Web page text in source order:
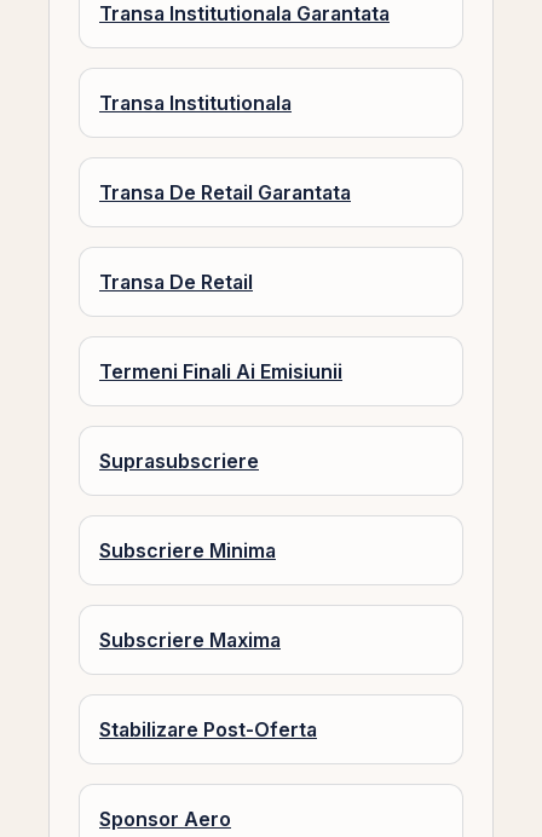
Transa Institutionala Garantata
Transa Institutionala
Transa De Retail Garantata
Transa De Retail
Termeni Finali Ai Emisiunii
Suprasubscriere
Subscriere Minima
Subscriere Maxima
Stabilizare Post-Oferta
Sponsor Aero